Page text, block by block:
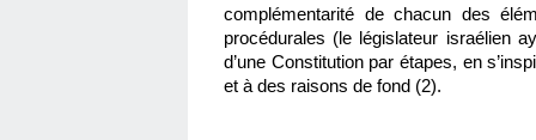
complémentarité de chacun des
procédurales (le législateur israélien
d’une Constitution par étapes, en
et à des raisons de fond (2).